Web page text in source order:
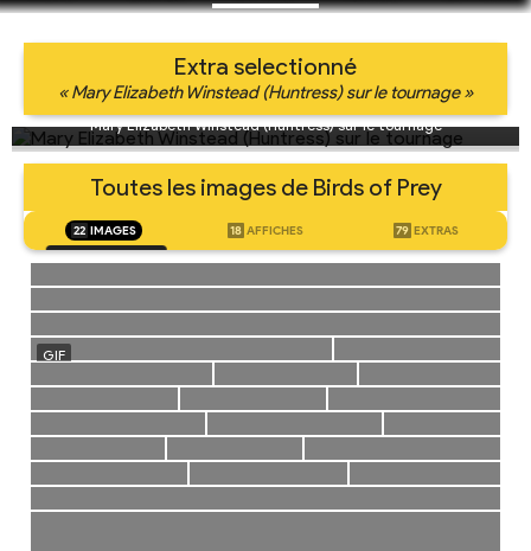
Extra selectionné
« Mary Elizabeth Winstead (Huntress) sur le tournage »
Mary Elizabeth Winstead (Huntress) sur le tournage
Toutes les images de Birds of Prey
22 IMAGES 18 AFFICHES 79 EXTRAS